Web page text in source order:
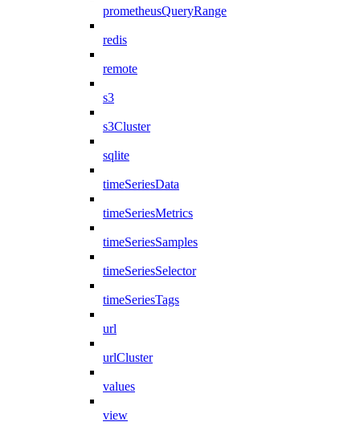
prometheusQueryRange
redis
remote
s3
s3Cluster
sqlite
timeSeriesData
timeSeriesMetrics
timeSeriesSamples
timeSeriesSelector
timeSeriesTags
url
urlCluster
values
view